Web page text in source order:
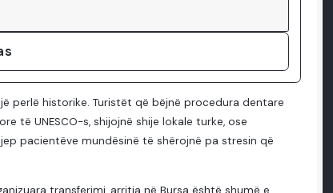
perlë historike. Turistët që bëjnë procedura dentare
të UNESCO-s, shijojnë shije lokale turke, ose
pacientëve mundësinë të shërojnë pa stresin që
transferimi, arritja në Bursa është shumë e